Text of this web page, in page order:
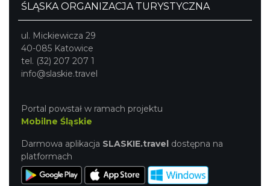
ŚLĄSKA ORGANIZACJA TURYSTYCZNA
ul. Mickiewicza 29
40-085 Katowice
tel. (32) 207 207 1
info@slaskie.travel
Portal powstał w ramach projektu
Mobilne Śląskie
Darmowa aplikacja SLASKIE.travel dostępna na
platformach